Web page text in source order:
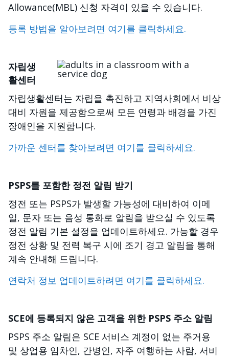
Allowance(MBL) 신청 자격이 있을 수 있습니다.
등록 방법을 알아보려면 여기를 클릭하세요.
이미지
자립생
활센터
자립생활센터는 자립을 촉진하고 지역사회에서 비상
대비 자원을 제공함으로써 모든 연령과 배경을 가진
장애인을 지원합니다.
가까운 센터를 찾아보려면 여기를 클릭하세요.
PSPS를 포함한 정전 알림 받기
정전 또는 PSPS가 발생할 가능성에 대비하여 이메
일, 문자 또는 음성 통화로 알림을 받으실 수 있도록
정전 알림 기본 설정을 업데이트하세요. 가능할 경우
정전 상황 및 전력 복구 시에 조기 경고 알림을 통해
계속 안내해 드립니다.
연락처 정보 업데이트하려면 여기를 클릭하세요.
SCE에 등록되지 않은 고객을 위한 PSPS 주소 알림
PSPS 주소 알림은 SCE 서비스 계정이 없는 주거용
및 상업용 임차인, 간병인, 자주 여행하는 사람, 서비